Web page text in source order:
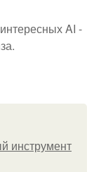
AI -
инструмент